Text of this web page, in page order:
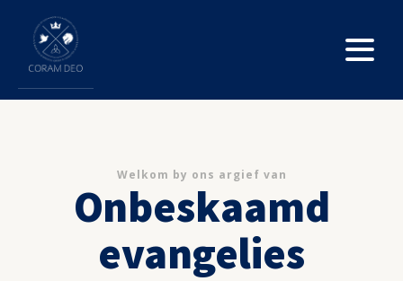
Welkom by ons argief van
Onbeskaamd
evangelies